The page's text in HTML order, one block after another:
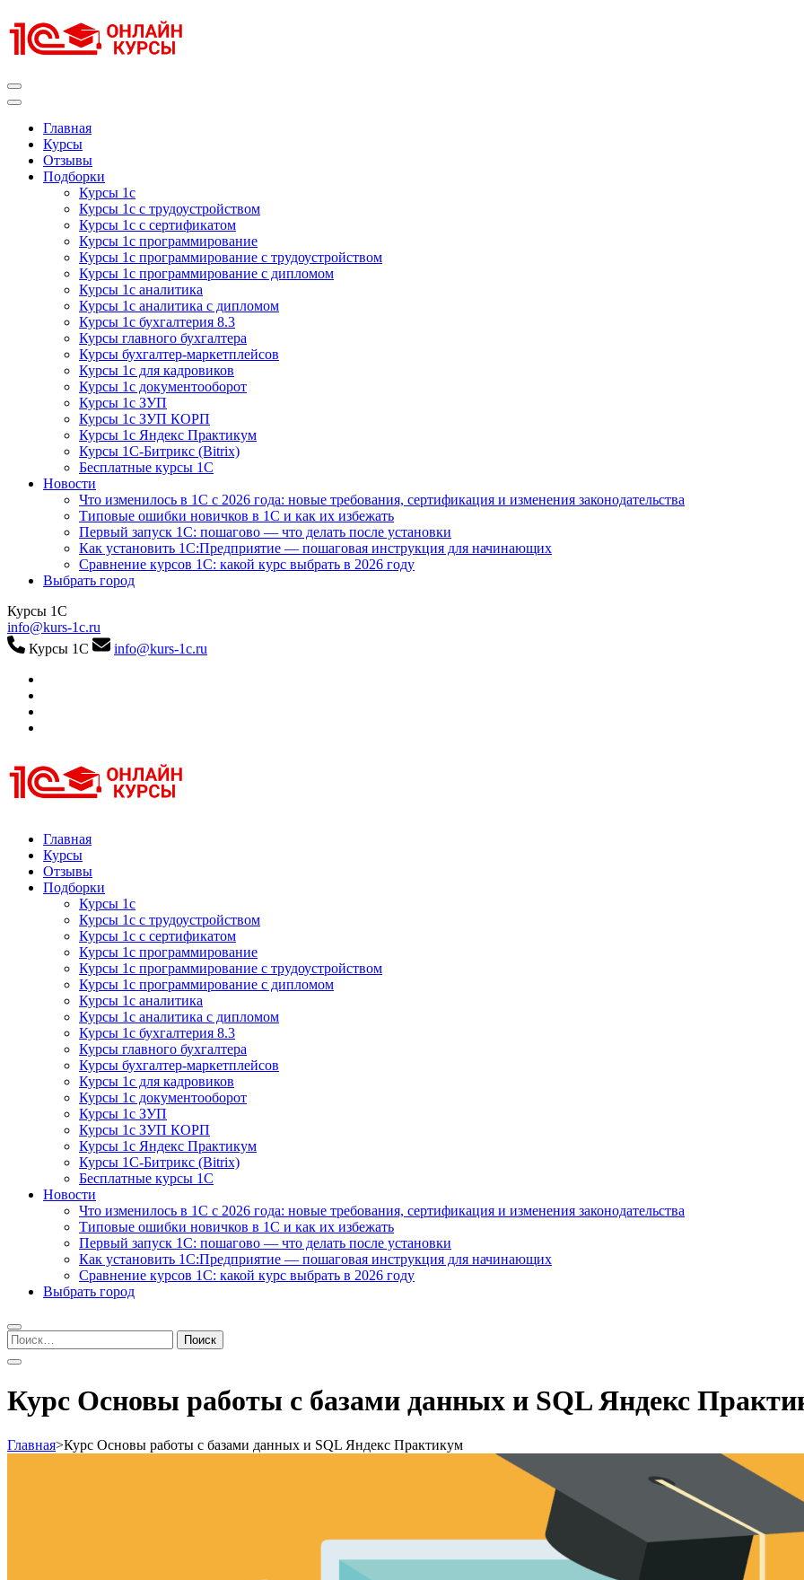
к
содержимому
Главная
Курсы
Отзывы
Подборки
Курсы 1с
Курсы 1с с трудоустройством
Курсы 1с с сертификатом
Курсы 1с программирование
Курсы 1с программирование с трудоустройством
Курсы 1с программирование с дипломом
Курсы 1с аналитика
Курсы 1с аналитика с дипломом
Курсы 1с бухгалтерия 8.3
Курсы главного бухгалтера
Курсы бухгалтер-маркетплейсов
Курсы 1с для кадровиков
Курсы 1с документооборот
Курсы 1с ЗУП
Курсы 1с ЗУП КОРП
Курсы 1с Яндекс Практикум
Курсы 1С-Битрикс (Bitrix)
Бесплатные курсы 1С
Новости
Что изменилось в 1С с 2026 года: новые требования, сертификация и изменения законодательства
Типовые ошибки новичков в 1С и как их избежать
Первый запуск 1С: пошагово — что делать после установки
Как установить 1С:Предприятие — пошаговая инструкция для начинающих
Сравнение курсов 1С: какой курс выбрать в 2026 году
Выбрать город
Курсы 1С
info@kurs-1c.ru
Курсы 1С
info@kurs-1c.ru
Курсы 1С
Курсы 1С официальная сертификация
Главная
Курсы
Отзывы
Подборки
Курсы 1с
Курсы 1с с трудоустройством
Курсы 1с с сертификатом
Курсы 1с программирование
Курсы 1с программирование с трудоустройством
Курсы 1с программирование с дипломом
Курсы 1с аналитика
Курсы 1с аналитика с дипломом
Курсы 1с бухгалтерия 8.3
Курсы главного бухгалтера
Курсы бухгалтер-маркетплейсов
Курсы 1с для кадровиков
Курсы 1с документооборот
Курсы 1с ЗУП
Курсы 1с ЗУП КОРП
Курсы 1с Яндекс Практикум
Курсы 1С-Битрикс (Bitrix)
Бесплатные курсы 1С
Новости
Что изменилось в 1С с 2026 года: новые требования, сертификация и изменения законодательства
Типовые ошибки новичков в 1С и как их избежать
Первый запуск 1С: пошагово — что делать после установки
Как установить 1С:Предприятие — пошаговая инструкция для начинающих
Сравнение курсов 1С: какой курс выбрать в 2026 году
Выбрать город
Найти:
Курс Основы работы с базами данных и SQL Яндекс
Главная>Курс Основы работы с базами данных и SQL Яндекс Практикум